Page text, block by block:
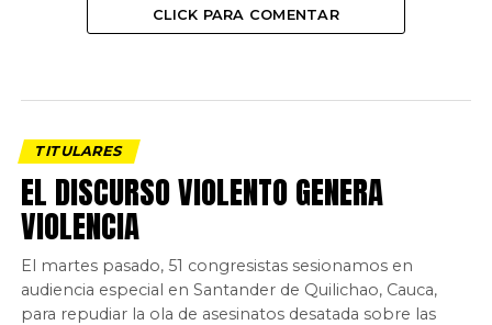
CLICK PARA COMENTAR
TITULARES
EL DISCURSO VIOLENTO GENERA
VIOLENCIA
El martes pasado, 51 congresistas sesionamos en
audiencia especial en Santander de Quilichao, Cauca,
para repudiar la ola de asesinatos desatada sobre las